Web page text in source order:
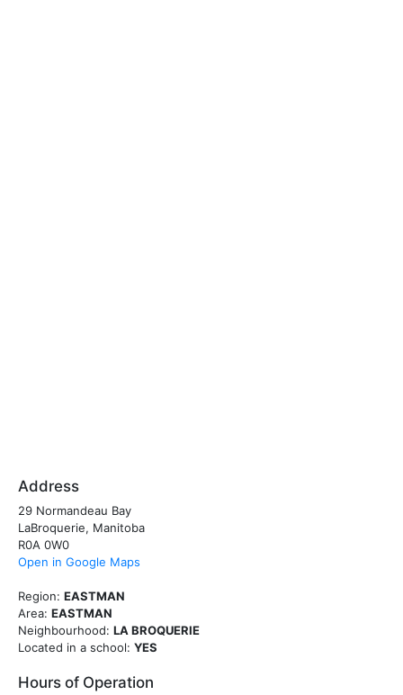
Address
29 Normandeau Bay
LaBroquerie, Manitoba
R0A 0W0
Open in Google Maps
Region: EASTMAN
Area: EASTMAN
Neighbourhood: LA BROQUERIE
Located in a school: YES
Hours of Operation